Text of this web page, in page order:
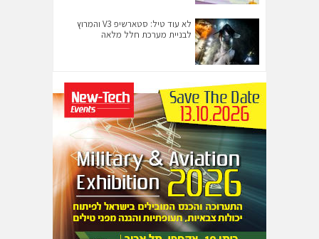
לא עוד טיל: סטארשיפ V3 והמרוץ
לבניית מערכת חלל מלאה